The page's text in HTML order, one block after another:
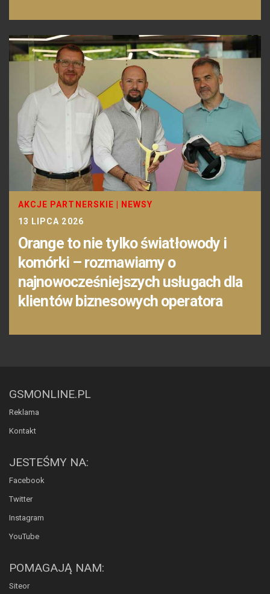
AKCJE PARTNERSKIE
NEWSY
13 LIPCA 2026
Orange to nie tylko światłowody i
komórki – rozmawiamy o
najnowocześniejszych usługach dla
klientów biznesowych operatora
GSMONLINE.PL
Reklama
Kontakt
JESTEŚMY NA:
Facebook
Twitter
Instagram
YouTube
POMAGAJĄ NAM:
Siteor